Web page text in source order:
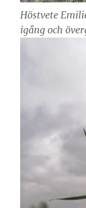
Höstvete
igång och